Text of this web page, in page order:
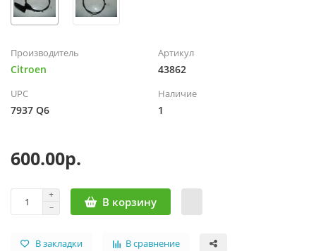
Производитель
Citroen
Артикул
43862
UPC
7937 Q6
Наличие
1
600.00р.
В корзину
В закладки В сравнение